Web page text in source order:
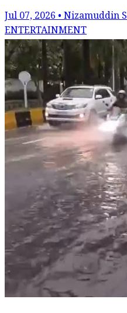
Jul 07, 2026 • Nizamuddin
ENTERTAINMENT